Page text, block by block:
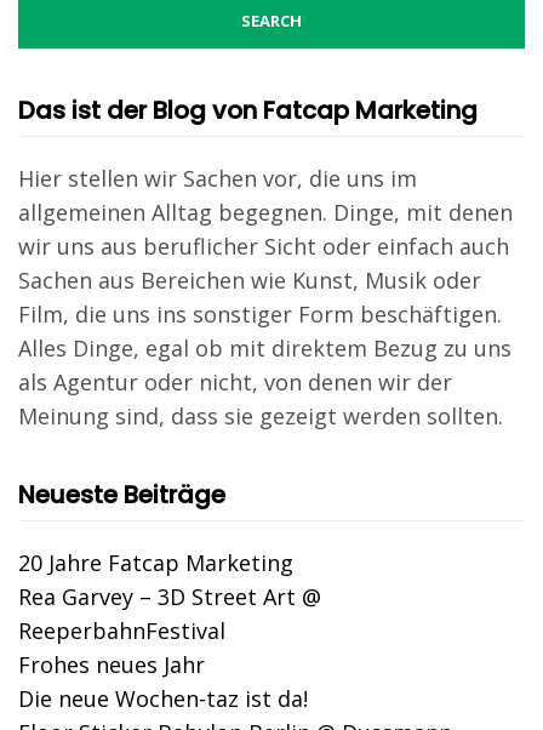
Das ist der Blog von Fatcap Marketing
Hier stellen wir Sachen vor, die uns im
allgemeinen Alltag begegnen. Dinge, mit denen
wir uns aus beruflicher Sicht oder einfach auch
Sachen aus Bereichen wie Kunst, Musik oder
Film, die uns ins sonstiger Form beschäftigen.
Alles Dinge, egal ob mit direktem Bezug zu uns
als Agentur oder nicht, von denen wir der
Meinung sind, dass sie gezeigt werden sollten.
Neueste Beiträge
20 Jahre Fatcap Marketing
Rea Garvey – 3D Street Art @
ReeperbahnFestival
Frohes neues Jahr
Die neue Wochen-taz ist da!